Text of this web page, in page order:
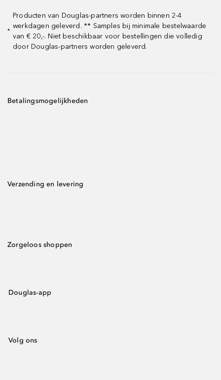
*
Producten van Douglas-partners worden binnen 2-4
werkdagen geleverd. ** Samples bij minimale bestelwaarde
van € 20,-. Niet beschikbaar voor bestellingen die volledig
door Douglas-partners worden geleverd.
Betalingsmogelijkheden
Verzending en levering
Zorgeloos shoppen
Douglas-app
Volg ons